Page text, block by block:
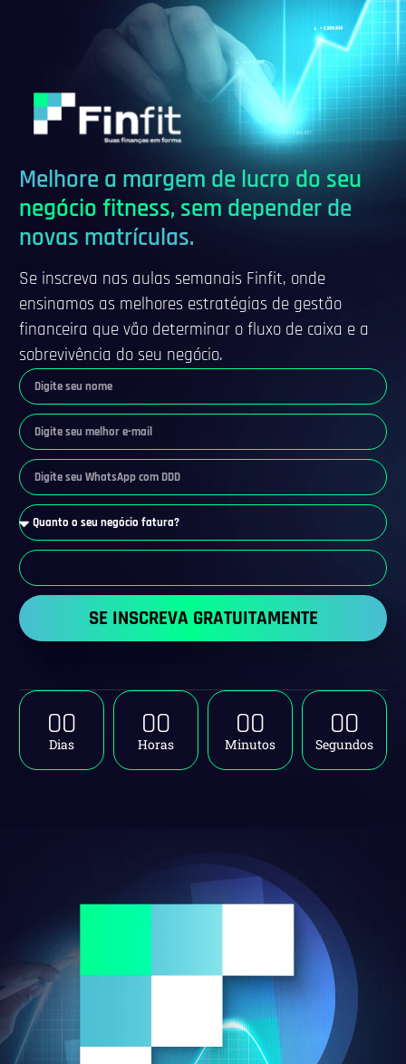
Melhore a margem de lucro do seu
negócio fitness, sem depender de
novas matrículas.
Se inscreva nas aulas semanais Finfit, onde
ensinamos as melhores estratégias de gestão
financeira que vão determinar o fluxo de caixa e a
sobrevivência do seu negócio.
SE INSCREVA GRATUITAMENTE
00
Dias
00
Horas
00
Minutos
00
Segundos